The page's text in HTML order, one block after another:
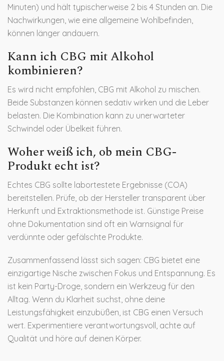
Minuten) und hält typischerweise 2 bis 4 Stunden an. Die
Nachwirkungen, wie eine allgemeine Wohlbefinden,
können länger andauern.
Kann ich CBG mit Alkohol
kombinieren?
Es wird nicht empfohlen, CBG mit Alkohol zu mischen.
Beide Substanzen können sedativ wirken und die Leber
belasten. Die Kombination kann zu unerwarteter
Schwindel oder Übelkeit führen.
Woher weiß ich, ob mein CBG-
Produkt echt ist?
Echtes CBG sollte labortestete Ergebnisse (COA)
bereitstellen. Prüfe, ob der Hersteller transparent über
Herkunft und Extraktionsmethode ist. Günstige Preise
ohne Dokumentation sind oft ein Warnsignal für
verdünnte oder gefälschte Produkte.
Zusammenfassend lässt sich sagen: CBG bietet eine
einzigartige Nische zwischen Fokus und Entspannung. Es
ist kein Party-Droge, sondern ein Werkzeug für den
Alltag. Wenn du Klarheit suchst, ohne deine
Leistungsfähigkeit einzubüßen, ist CBG einen Versuch
wert. Experimentiere verantwortungsvoll, achte auf
Qualität und höre auf deinen Körper.